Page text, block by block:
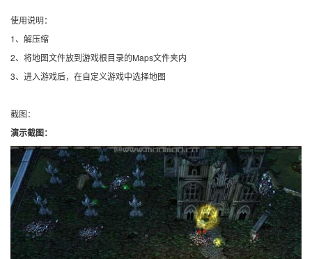
使用说明：
1、解压缩
2、将地图文件放到游戏根目录的Maps文件夹内
3、进入游戏后，在自定义游戏中选择地图
截图：
演示截图：